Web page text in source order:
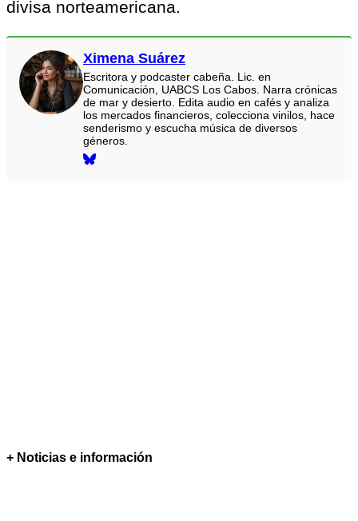
divisa norteamericana.
Ximena Suárez
Escritora y podcaster cabeña. Lic. en
Comunicación, UABCS Los Cabos. Narra crónicas
de mar y desierto. Edita audio en cafés y analiza
los mercados financieros, colecciona vinilos, hace
senderismo y escucha música de diversos
géneros.
+ Noticias e información